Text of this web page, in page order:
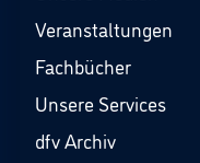
Veranstaltungen
Fachbücher
Unsere Services
dfv Archiv